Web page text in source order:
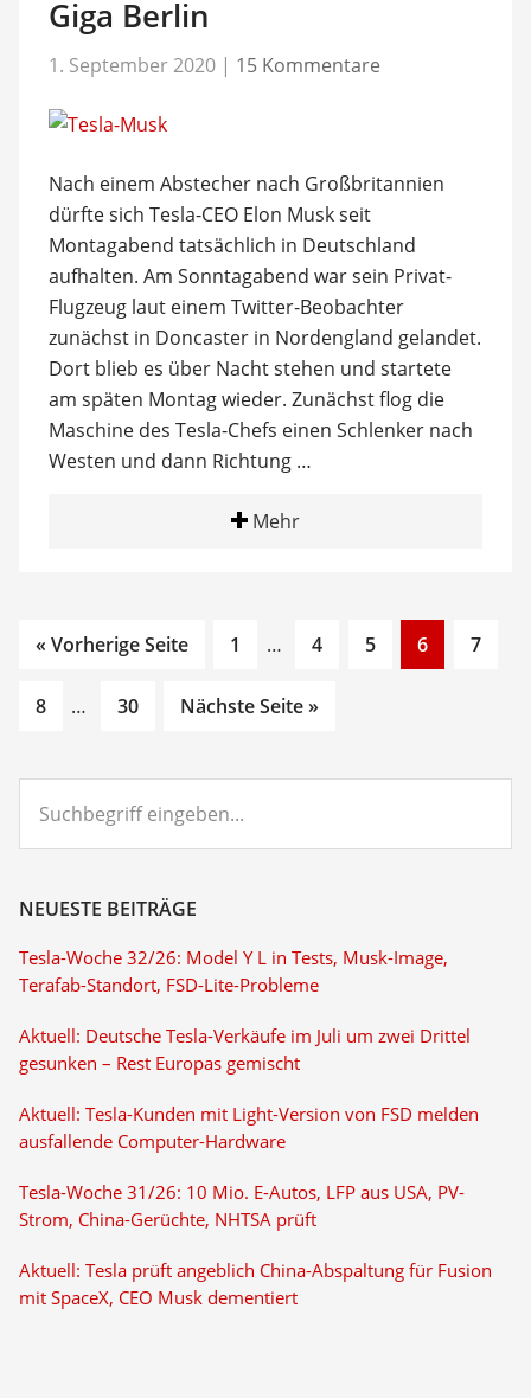
Giga Berlin
1. September 2020 | 15 Kommentare
Nach einem Abstecher nach Großbritannien
dürfte sich Tesla-CEO Elon Musk seit
Montagabend tatsächlich in Deutschland
aufhalten. Am Sonntagabend war sein Privat-
Flugzeug laut einem Twitter-Beobachter
zunächst in Doncaster in Nordengland gelandet.
Dort blieb es über Nacht stehen und startete
am späten Montag wieder. Zunächst flog die
Maschine des Tesla-Chefs einen Schlenker nach
Westen und dann Richtung …
Mehr
« Vorherige Seite
Go
page
1
Interim
omitted
…
Go
page
4
Go
5
Go
to
6
Go
7
Go
8
Interim
…
Go
30 Nächste Seite »
eingeben...
NEUESTE BEITRÄGE
Tesla-Woche 32/26: Model Y L in Tests, Musk-Image,
Terafab-Standort, FSD-Lite-Probleme
Aktuell: Deutsche Tesla-Verkäufe im Juli um zwei Drittel
gesunken – Rest Europas gemischt
Aktuell: Tesla-Kunden mit Light-Version von FSD melden
ausfallende Computer-Hardware
Tesla-Woche 31/26: 10 Mio. E-Autos, LFP aus USA, PV-
Strom, China-Gerüchte, NHTSA prüft
Aktuell: Tesla prüft angeblich China-Abspaltung für Fusion
mit SpaceX, CEO Musk dementiert